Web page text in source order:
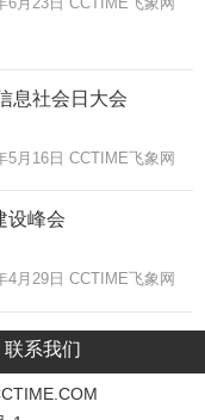
息社会日大会
5月16日 CCTIME飞象网
设峰会
4月29日 CCTIME飞象网
联系我们